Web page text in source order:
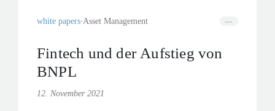
white papers Asset Management
Fintech und der Aufstieg von
BNPL
12. November 2021